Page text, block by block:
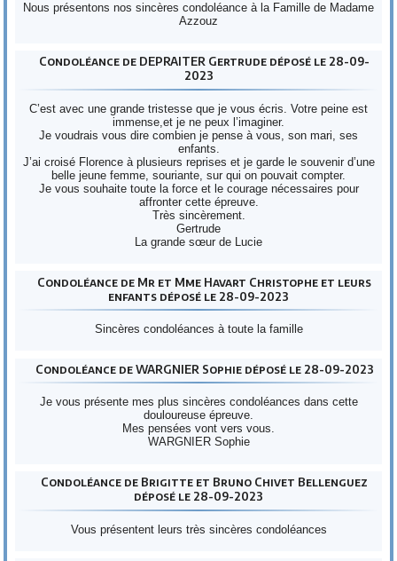
Nous présentons nos sincères condoléance à la Famille de Madame
Azzouz
Condoléance de DEPRAITER Gertrude déposé le 28-09-
2023
C’est avec une grande tristesse que je vous écris. Votre peine est
immense,et je ne peux l’imaginer.
Je voudrais vous dire combien je pense à vous, son mari, ses
enfants.
J’ai croisé Florence à plusieurs reprises et je garde le souvenir d’une
belle jeune femme, souriante, sur qui on pouvait compter.
Je vous souhaite toute la force et le courage nécessaires pour
affronter cette épreuve.
Très sincèrement.
Gertrude
La grande sœur de Lucie
Condoléance de Mr et Mme Havart Christophe et leurs
enfants déposé le 28-09-2023
Sincères condoléances à toute la famille
Condoléance de WARGNIER Sophie déposé le 28-09-2023
Je vous présente mes plus sincères condoléances dans cette
douloureuse épreuve.
Mes pensées vont vers vous.
WARGNIER Sophie
Condoléance de Brigitte et Bruno Chivet Bellenguez
déposé le 28-09-2023
Vous présentent leurs très sincères condoléances